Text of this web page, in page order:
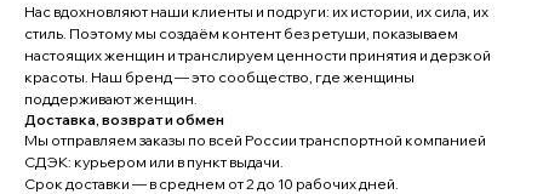
Нас вдохновляют наши клиенты и подруги: их истории, их сила, их
стиль. Поэтому мы создаём контент без ретуши, показываем
настоящих женщин и транслируем ценности принятия и дерзкой
красоты. Наш бренд — это сообщество, где женщины
поддерживают женщин.
Доставка, возврат и обмен
Мы отправляем заказы по всей России транспортной компанией
СДЭК: курьером или в пункт выдачи.
Срок доставки — в среднем от 2 до 10 рабочих дней.